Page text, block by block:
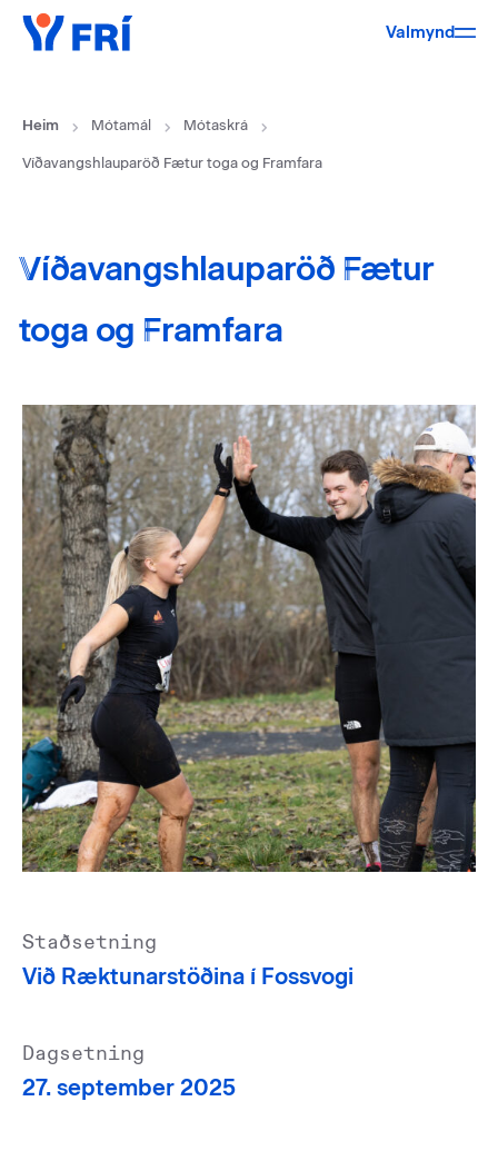
Valmynd
Heim Mótamál Mótaskrá
Víðavangshlauparöð Fætur toga og Framfara
Víðavangshlauparöð Fætur
toga og Framfara
Staðsetning
Við Ræktunarstöðina í Fossvogi
Dagsetning
27. september 2025